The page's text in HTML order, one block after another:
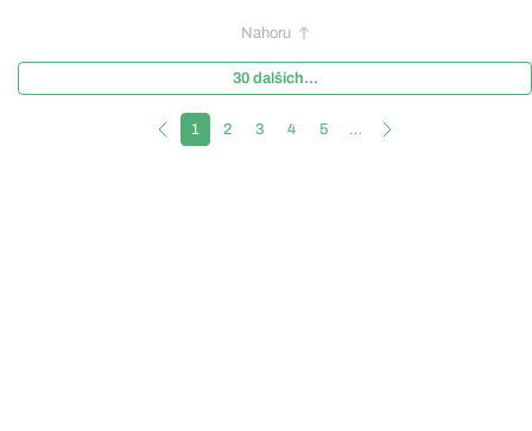
Nahoru
30 dalších...
1 2 3 4 5 …